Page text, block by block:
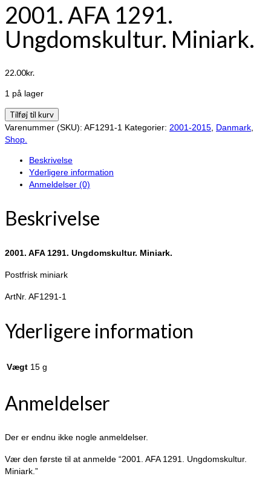
2001. AFA 1291.
Ungdomskultur. Miniark.
22.00kr.
1 på lager
2001.
AFA
1291.
Miniark.
antal
Tilføj til kurv
Varenummer (SKU): AF1291-1 Kategorier: 2001-2015 Danmark
Shop.
Beskrivelse
Yderligere information
Anmeldelser (0)
Beskrivelse
2001. AFA 1291. Ungdomskultur. Miniark.
Postfrisk miniark
ArtNr. AF1291-1
Yderligere information
Vægt 15 g
Anmeldelser
Der er endnu ikke nogle anmeldelser.
Vær den første til at anmelde “2001. AFA 1291. Ungdomskultur.
Miniark.”